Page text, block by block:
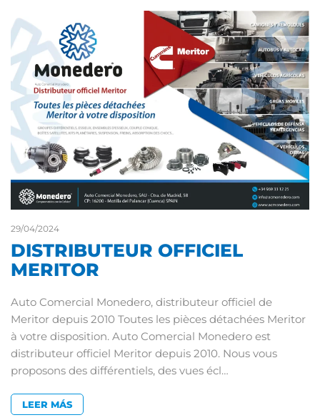
29/04/2024
DISTRIBUTEUR OFFICIEL
MERITOR
Auto Comercial Monedero, distributeur officiel de
Meritor depuis 2010 Toutes les pièces détachées Meritor
à votre disposition. Auto Comercial Monedero est
distributeur officiel Meritor depuis 2010. Nous vous
proposons des différentiels, des vues écl…
LEER MÁS